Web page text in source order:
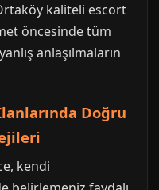
kaliteli escort
öncesinde tüm
anlaşılmaların
Doğru
kendi